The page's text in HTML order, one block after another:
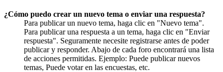
¿Cómo puedo crear un nuevo tema o enviar una respuesta?
Para publicar un nuevo tema, haga clic en "Nuevo tema".
Para publicar una respuesta a un tema, haga clic en "Enviar
respuesta". Seguramente necesite registrarse antes de poder
publicar y responder. Abajo de cada foro encontrará una lista
de acciones permitidas. Ejemplo: Puede publicar nuevos
temas, Puede votar en las encuestas, etc.